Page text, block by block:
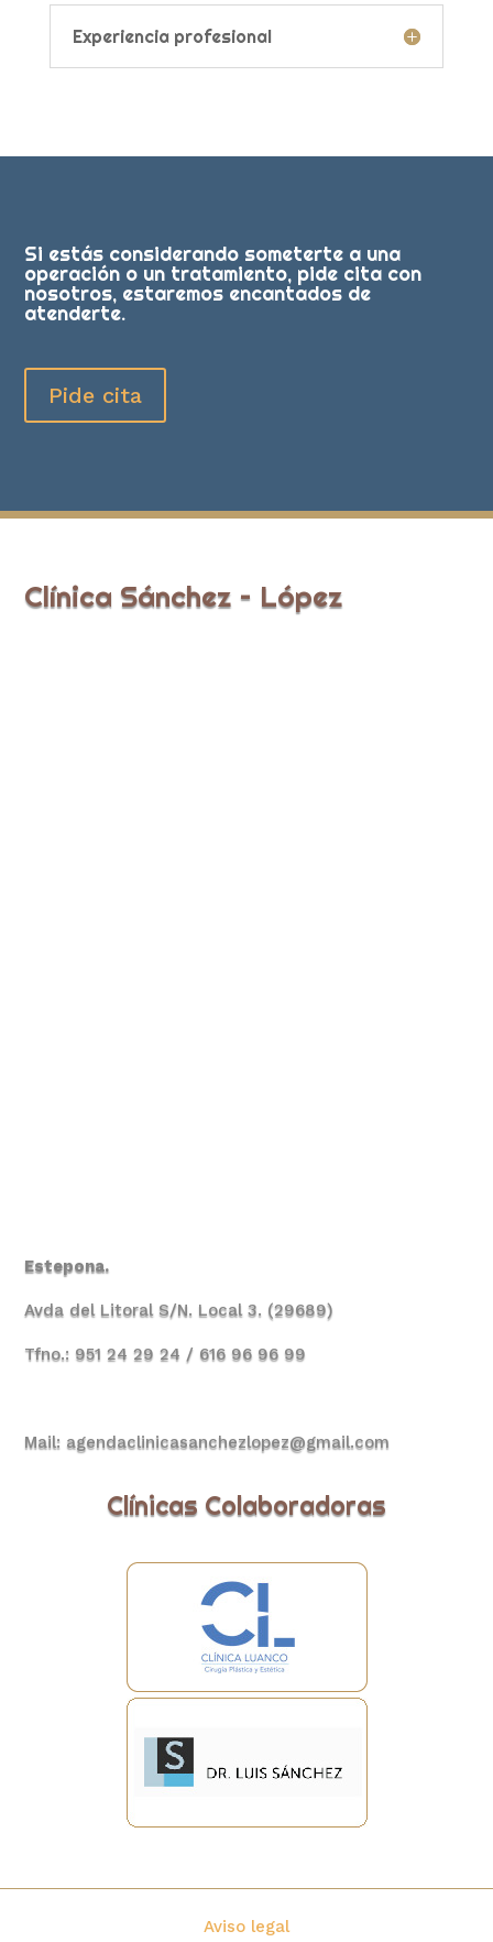
Experiencia profesional
Si estás considerando someterte a una
operación o un tratamiento, pide cita con
nosotros, estaremos encantados de
atenderte.
Pide cita
Clínica Sánchez – López
Estepona.
Avda del Litoral S/N. Local 3. (29689)
Tfno.: 951 24 29 24 / 616 96 96 99
Mail: agendaclinicasanchezlopez@gmail.com
Clínicas Colaboradoras
Aviso legal